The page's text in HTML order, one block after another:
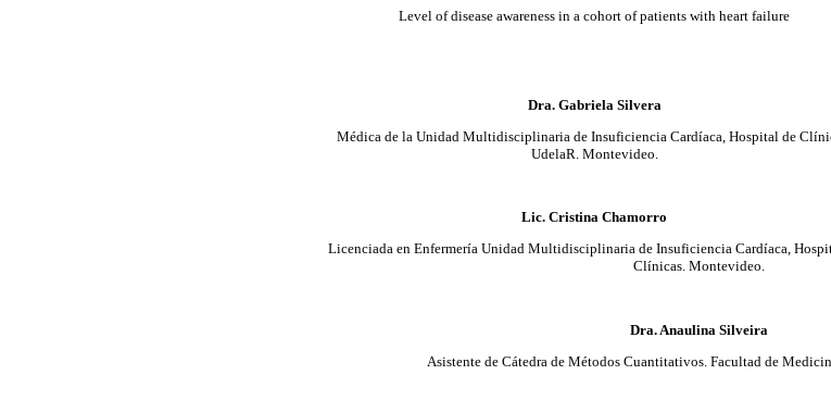
Level of disease awareness in a cohort of patients with heart failure
Dra. Gabriela Silvera
Médica de la Unidad Multidisciplinaria de Insuficiencia Cardíaca, Hospital de
UdelaR. Montevideo.
Lic. Cristina Chamorro
Licenciada en Enfermería Unidad Multidisciplinaria de Insuficiencia Cardíaca,
Clínicas. Montevideo.
Dra. Anaulina Silveira
Asistente de Cátedra de Métodos Cuantitativos. Facultad de